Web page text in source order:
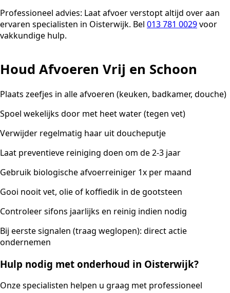
Professioneel advies: Laat afvoer verstopt altijd over aan
ervaren specialisten in Oisterwijk. Bel 013 781 0029voor
vakkundige hulp.
Houd Afvoeren Vrij en Schoon
Plaats zeefjes in alle afvoeren (keuken, badkamer, douche)
Spoel wekelijks door met heet water (tegen vet)
Verwijder regelmatig haar uit doucheputje
Laat preventieve reiniging doen om de 2-3 jaar
Gebruik biologische afvoerreiniger 1x per maand
Gooi nooit vet, olie of koffiedik in de gootsteen
Controleer sifons jaarlijks en reinig indien nodig
Bij eerste signalen (traag weglopen): direct actie
ondernemen
Hulp nodig met onderhoud in Oisterwijk?
Onze specialisten helpen u graag met professioneel